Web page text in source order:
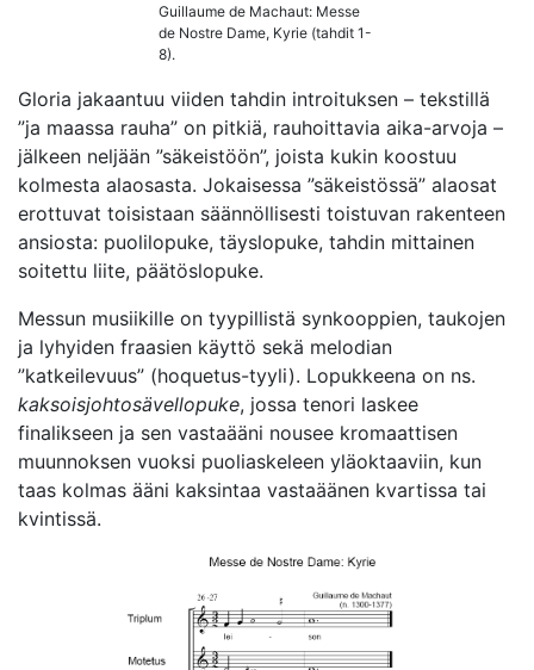
Guillaume de Machaut: Messe
de Nostre Dame, Kyrie (tahdit 1-
8).
Gloria jakaantuu viiden tahdin introituksen – tekstillä
”ja maassa rauha” on pitkiä, rauhoittavia aika-arvoja –
jälkeen neljään ”säkeistöön”, joista kukin koostuu
kolmesta alaosasta. Jokaisessa ”säkeistössä” alaosat
erottuvat toisistaan säännöllisesti toistuvan rakenteen
ansiosta: puolilopuke, täyslopuke, tahdin mittainen
soitettu liite, päätöslopuke.
Messun musiikille on tyypillistä synkooppien, taukojen
ja lyhyiden fraasien käyttö sekä melodian
”katkeilevuus” (hoquetus-tyyli). Lopukkeena on ns.
kaksoisjohtosävellopuke, jossa tenori laskee
finalikseen ja sen vastaääni nousee kromaattisen
muunnoksen vuoksi puoliaskeleen yläoktaaviin, kun
taas kolmas ääni kaksintaa vastaäänen kvartissa tai
kvintissä.